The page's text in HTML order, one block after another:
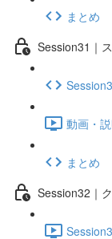
まとめ
Session31｜
動画・
まとめ
Session32｜